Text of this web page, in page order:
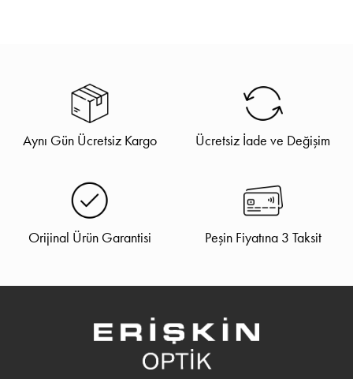
Aynı Gün Ücretsiz Kargo Ücretsiz İade ve Değişim
Orijinal Ürün Garantisi Peşin Fiyatına 3 Taksit